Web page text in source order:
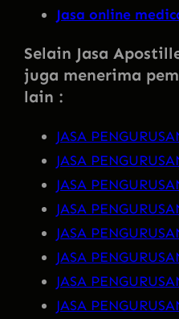
Jasa online
Selain Jasa
juga menerima
lain :
JASA
JASA
JASA
JASA
JASA
JASA
JASA
JASA